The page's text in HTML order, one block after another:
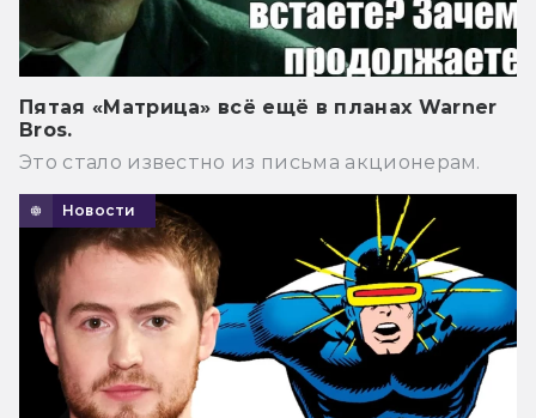
Пятая «Матрица» всё ещё в планах Warner
Bros.
Это стало известно из письма акционерам.
Новости